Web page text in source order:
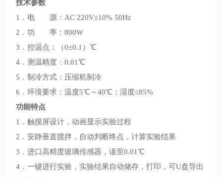
技术参数
1．电 源：AC 220V±10% 50Hz
2．功 率：800W
3．控温点：（0±0.1）℃
4．测温精度：0.01℃
5．制冷方式：压缩机制冷
6．环境要求：温度5℃～40℃；湿度≤85%
功能特点
1．触摸屏设计，动画显示实验过程
2．安静垂直搅拌，自动判断终点，计算实验结果
3．进口高精度玻璃传感器，读至0.01℃
4．一键进行实验，实验结果自动储存，打印，可U盘导出